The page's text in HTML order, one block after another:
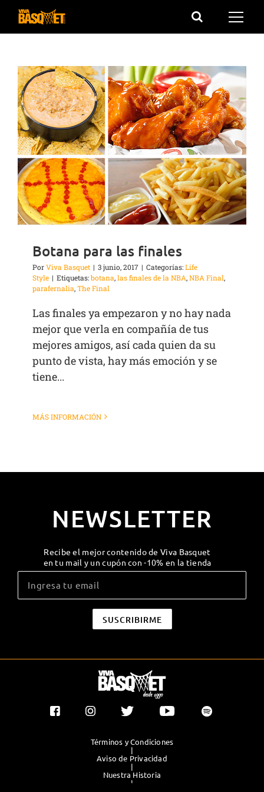
Saltar
Botana para las finales
PorViva Basquet | 3 junio, 2017 | Categorías:Life
Style | Etiquetas:botana,las finales de la NBA,NBA Final,
parafernalia,The Final
Las finales ya empezaron y no hay nada
mejor que verla en compañía de tus
mejores amigos, así cada quien da su
punto de vista, hay más emoción y se
tiene...
MÁS INFORMACIÓN
NEWSLETTER
Recibe el mejor contenido de Viva Basquet
en tu mail y un cupón con -10% en la tienda
Términos y Condiciones
|
Aviso de Privacidad
|
Nuestra Historia
|